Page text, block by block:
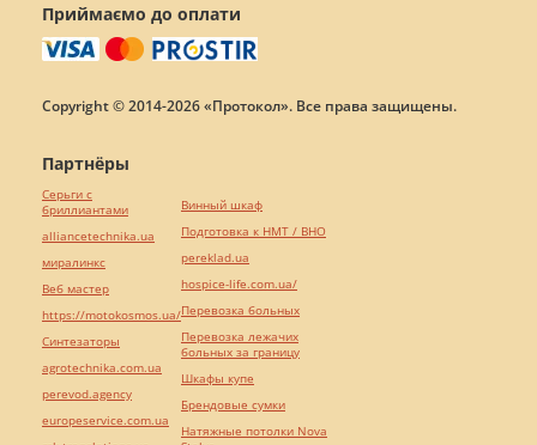
Приймаємо до оплати
Copyright © 2014-2026 «Протокол». Все права защищены.
Партнёры
Серьги с
бриллиантами
alliancetechnika.ua
миралинкс
Веб мастер
https://motokosmos.ua/
Синтезаторы
agrotechnika.com.ua
perevod.agency
europeservice.com.ua
Винный шкаф
Подготовка к НМТ / ВНО
pereklad.ua
hospice-life.com.ua/
Перевозка больных
Перевозка лежачих
больных за границу
Шкафы купе
Брендовые сумки
Натяжные потолки Nova